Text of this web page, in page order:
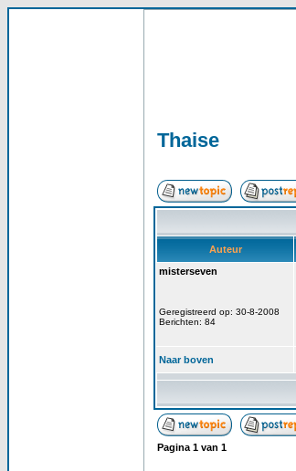
Thaise
Auteur
misterseven
Geregistreerd op: 30-8-2008
Berichten: 84
Naar boven
Pagina 1 van 1